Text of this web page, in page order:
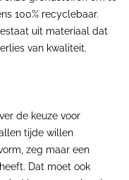
100% recyclebaar.
uit materiaal dat
van kwaliteit.
de keuze voor
tijde willen
zeg maar een
Dat moet ook